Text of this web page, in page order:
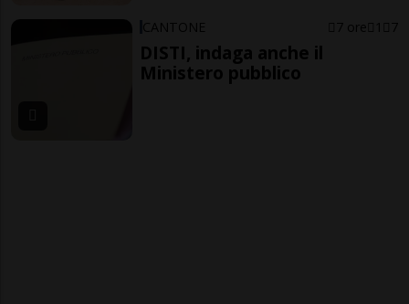
CANTONE 7 ore 1 7
DISTI, indaga anche il
Ministero pubblico